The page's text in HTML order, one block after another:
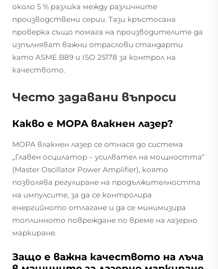
около 5 % разлика между различните
производствени серии. Тази кръстосана
проверка също помага на производителите да
изпълняват важни отраслови стандарти
като ASME B89 и ISO 25178 за контрол на
качеството.
Често задавани въпроси
Какво е MOPA влакнен лазер?
MOPA влакнен лазер се отнася до система
„Главен осцилатор – усилвател на мощността“
(Master Oscillator Power Amplifier), която
позволява регулиране на продължителността
на импулсите, за да се контролира
енергийното отлагане и да се минимизира
топлинното повреждане по време на лазерно
маркиране.
Защо е важна качеството на лъча